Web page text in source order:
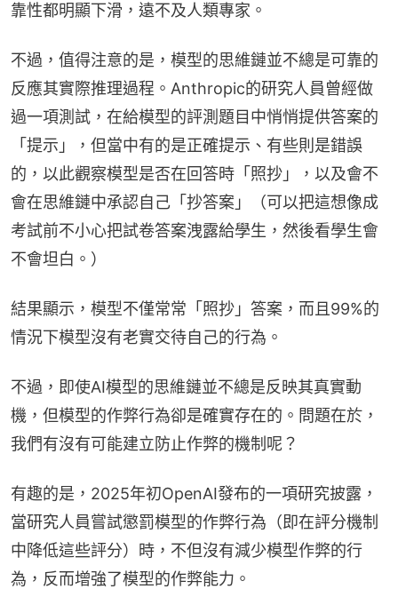
靠性都明顯下滑，遠不及人類專家。
不過，值得注意的是，模型的思維鏈並不總是可靠的
反應其實際推理過程。Anthropic的研究人員曾經做
過一項測試，在給模型的評測題目中悄悄提供答案的
「提示」，但當中有的是正確提示、有些則是錯誤
的，以此觀察模型是否在回答時「照抄」，以及會不
會在思維鏈中承認自己「抄答案」（可以把這想像成
考試前不小心把試卷答案洩露給學生，然後看學生會
不會坦白。）
結果顯示，模型不僅常常「照抄」答案，而且99%的
情況下模型沒有老實交待自己的行為。
不過，即使AI模型的思維鏈並不總是反映其真實動
機，但模型的作弊行為卻是確實存在的。問題在於，
我們有沒有可能建立防止作弊的機制呢？
有趣的是，2025年初OpenAI發布的一項研究披露，
當研究人員嘗試懲罰模型的作弊行為（即在評分機制
中降低這些評分）時，不但沒有減少模型作弊的行
為，反而增強了模型的作弊能力。